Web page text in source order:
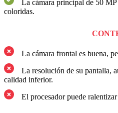
La cámara principal de 50
coloridas.
La cámara frontal es buena,
La resolución de su pantalla,
calidad inferior.
El procesador puede